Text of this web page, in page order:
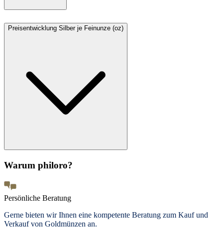
Preisentwicklung Silber je Feinunze (oz)
Warum philoro?
Persönliche Beratung
Gerne bieten wir Ihnen eine kompetente Beratung zum Kauf und
Verkauf von Goldmünzen an.